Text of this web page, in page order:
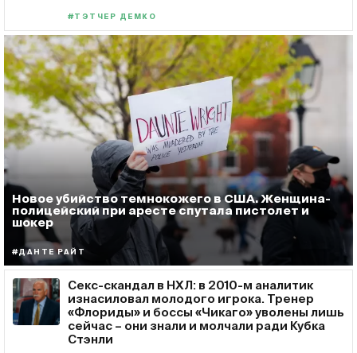
#ТЭТЧЕР ДЕМКО
Новое убийство темнокожего в США. Женщина-
полицейский при аресте спутала пистолет и
шокер
#ДАНТЕ РАЙТ
Секс-скандал в НХЛ: в 2010-м аналитик
изнасиловал молодого игрока. Тренер
«Флориды» и боссы «Чикаго» уволены лишь
сейчас – они знали и молчали ради Кубка
Стэнли